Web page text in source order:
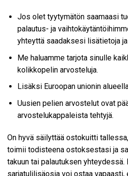
Jos olet tyytymätön saamaasi
palautus- ja
yhteyttä saadaksesi lisätietoja
Me haluamme tarjota sinulle
kolikkopelin arvosteluja.
Lisäksi Euroopan unionin
Uusien pelien arvostelut ovat
arvostelukappaleista tehtyjä.
On hyvä säilyttää ostokuitti
toimii todisteena ostoksestasi ja
takuun tai palautuksen
sarjatulilisäosia voi ostaa vapaasti,